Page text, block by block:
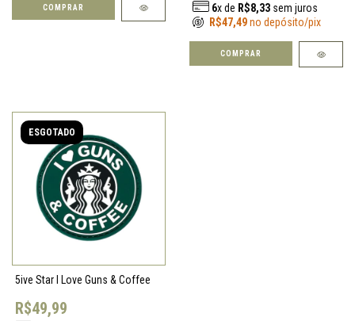
6x de R$8,33sem juros
R$47,49no depósito/pix
ESGOTADO
5ive Star I Love Guns & Coffee
R$49,99